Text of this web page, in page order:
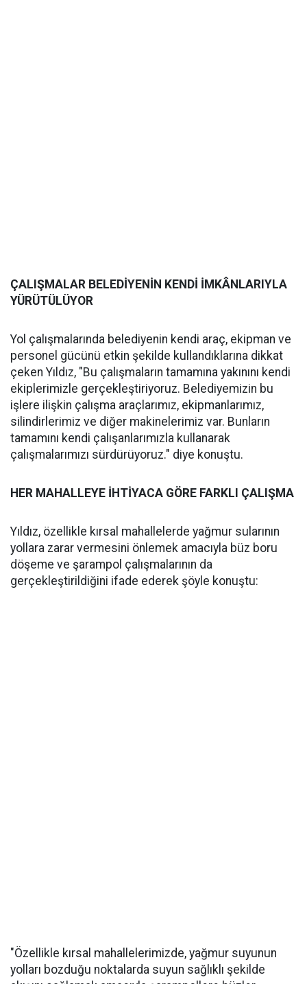
ÇALIŞMALAR BELEDİYENİN KENDİ İMKÂNLARIYLA
YÜRÜTÜLÜYOR
Yol çalışmalarında belediyenin kendi araç, ekipman ve
personel gücünü etkin şekilde kullandıklarına dikkat
çeken Yıldız, "Bu çalışmaların tamamına yakınını kendi
ekiplerimizle gerçekleştiriyoruz. Belediyemizin bu
işlere ilişkin çalışma araçlarımız, ekipmanlarımız,
silindirlerimiz ve diğer makinelerimiz var. Bunların
tamamını kendi çalışanlarımızla kullanarak
çalışmalarımızı sürdürüyoruz." diye konuştu.
HER MAHALLEYE İHTİYACA GÖRE FARKLI ÇALIŞMA
Yıldız, özellikle kırsal mahallelerde yağmur sularının
yollara zarar vermesini önlemek amacıyla büz boru
döşeme ve şarampol çalışmalarının da
gerçekleştirildiğini ifade ederek şöyle konuştu:
"Özellikle kırsal mahallelerimizde, yağmur suyunun
yolları bozduğu noktalarda suyun sağlıklı şekilde